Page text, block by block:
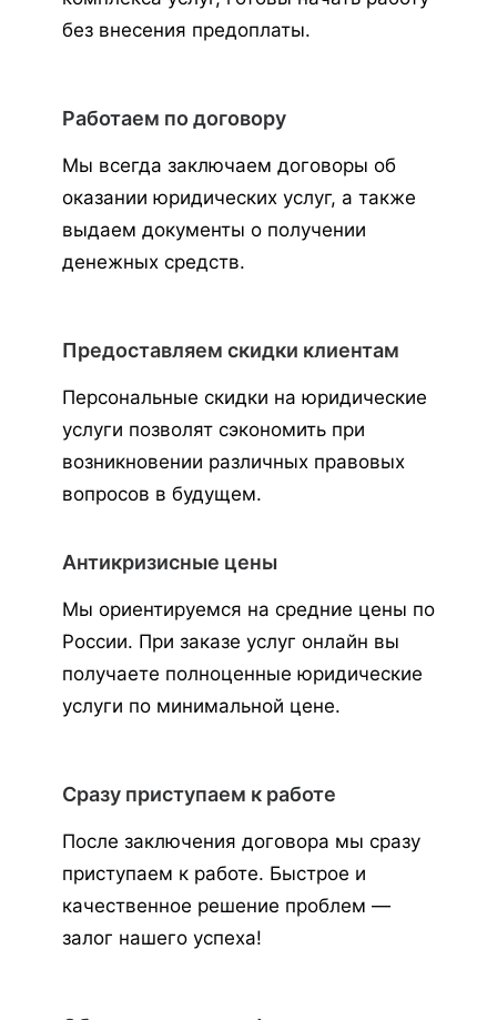
без внесения предоплаты.
Работаем по договору
Мы всегда заключаем договоры об
оказании юридических услуг, а также
выдаем документы о получении
денежных средств.
Предоставляем скидки клиентам
Персональные скидки на юридические
услуги позволят сэкономить при
возникновении различных правовых
вопросов в будущем.
Антикризисные цены
Мы ориентируемся на средние цены по
России. При заказе услуг онлайн вы
получаете полноценные юридические
услуги по минимальной цене.
Сразу приступаем к работе
После заключения договора мы сразу
приступаем к работе. Быстрое и
качественное решение проблем —
залог нашего успеха!